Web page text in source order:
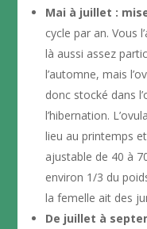
Mai à juillet :
cycle par an. Vous
là aussi assez
l’automne, mais
donc stocké dans
l’hibernation.
lieu au printemps
ajustable de 40 à
environ 1/3 du
la femelle ait des
De juillet à